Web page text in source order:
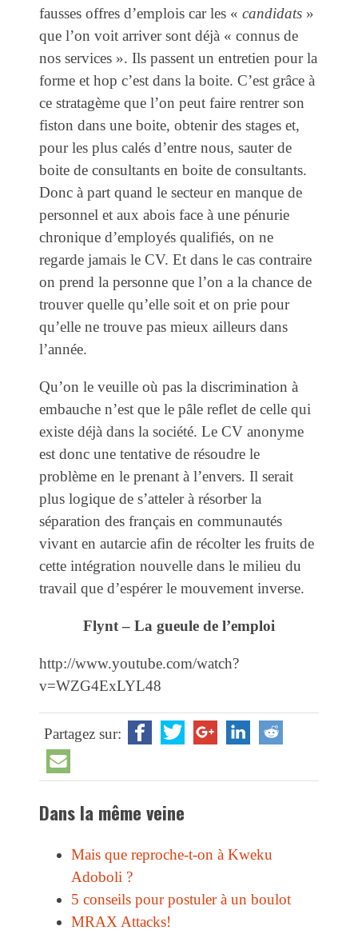
fausses offres d’emplois car les « candidats »
que l’on voit arriver sont déjà « connus de
nos services ». Ils passent un entretien pour la
forme et hop c’est dans la boite. C’est grâce à
ce stratagème que l’on peut faire rentrer son
fiston dans une boite, obtenir des stages et,
pour les plus calés d’entre nous, sauter de
boite de consultants en boite de consultants.
Donc à part quand le secteur en manque de
personnel et aux abois face à une pénurie
chronique d’employés qualifiés, on ne
regarde jamais le CV. Et dans le cas contraire
on prend la personne que l’on a la chance de
trouver quelle qu’elle soit et on prie pour
qu’elle ne trouve pas mieux ailleurs dans
l’année.
Qu’on le veuille où pas la discrimination à
embauche n’est que le pâle reflet de celle qui
existe déjà dans la société. Le CV anonyme
est donc une tentative de résoudre le
problème en le prenant à l’envers. Il serait
plus logique de s’atteler à résorber la
séparation des français en communautés
vivant en autarcie afin de récolter les fruits de
cette intégration nouvelle dans le milieu du
travail que d’espérer le mouvement inverse.
Flynt – La gueule de l’emploi
http://www.youtube.com/watch?
v=WZG4ExLYL48
Partagez sur:
Dans la même veine
Mais que reproche-t-on à Kweku
Adoboli ?
5 conseils pour postuler à un boulot
MRAX Attacks!